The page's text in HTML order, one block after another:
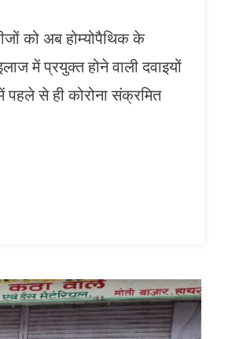
को अब होम्योपैथिक के
में प्रयुक्त होने वाली दवाइयों
पहले से ही कोरोना संक्रमित